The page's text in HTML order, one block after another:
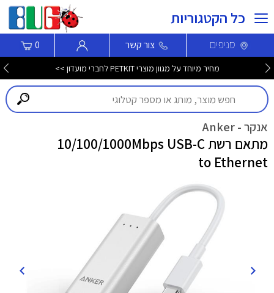
כל הקטגוריות
סניפים צור קשר 0
מחיר מיוחד על מגוון מוצרי PETKIT לחברי מועדון >>
אנקר - Anker
מתאם רשת 10/100/1000Mbps USB-C
to Ethernet